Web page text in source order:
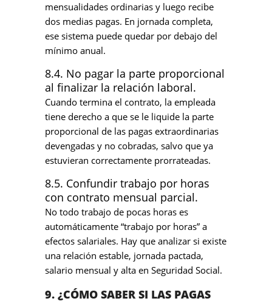
mensualidades ordinarias y luego recibe
dos medias pagas. En jornada completa,
ese sistema puede quedar por debajo del
mínimo anual.
8.4. No pagar la parte proporcional
al finalizar la relación laboral.
Cuando termina el contrato, la empleada
tiene derecho a que se le liquide la parte
proporcional de las pagas extraordinarias
devengadas y no cobradas, salvo que ya
estuvieran correctamente prorrateadas.
8.5. Confundir trabajo por horas
con contrato mensual parcial.
No todo trabajo de pocas horas es
automáticamente “trabajo por horas” a
efectos salariales. Hay que analizar si existe
una relación estable, jornada pactada,
salario mensual y alta en Seguridad Social.
9. ¿CÓMO SABER SI LAS PAGAS